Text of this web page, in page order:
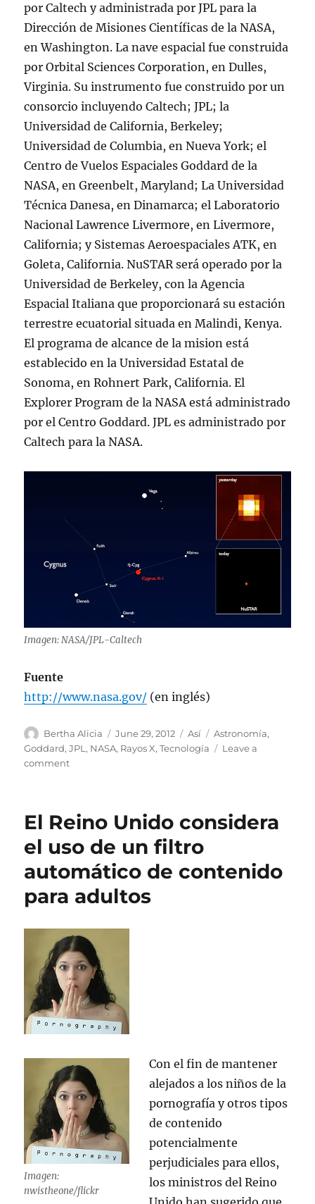
por Caltech y administrada por JPL para la
Dirección de Misiones Científicas de la NASA,
en Washington. La nave espacial fue construida
por Orbital Sciences Corporation, en Dulles,
Virginia. Su instrumento fue construido por un
consorcio incluyendo Caltech; JPL; la
Universidad de California, Berkeley;
Universidad de Columbia, en Nueva York; el
Centro de Vuelos Espaciales Goddard de la
NASA, en Greenbelt, Maryland; La Universidad
Técnica Danesa, en Dinamarca; el Laboratorio
Nacional Lawrence Livermore, en Livermore,
California; y Sistemas Aeroespaciales ATK, en
Goleta, California. NuSTAR será operado por la
Universidad de Berkeley, con la Agencia
Espacial Italiana que proporcionará su estación
terrestre ecuatorial situada en Malindi, Kenya.
El programa de alcance de la mision está
establecido en la Universidad Estatal de
Sonoma, en Rohnert Park, California. El
Explorer Program de la NASA está administrado
por el Centro Goddard. JPL es administrado por
Caltech para la NASA.
Imagen: NASA/JPL-Caltech
Fuente
http://www.nasa.gov/ (en inglés)
Author
Bertha Alicia
Posted
on
June 29, 2012 Categories
Así Tags
Astronomía,
Goddard,JPL , NASA, Rayos X,Tecnología
Leave a
commenton
sus
de
rayos
X
El Reino Unido considera
el uso de un filtro
automático de contenido
para adultos
Imagen:
nwistheone/flickr
Con el fin de mantener
alejados a los niños de la
pornografía y otros tipos
de contenido
potencialmente
perjudiciales para ellos,
los ministros del Reino